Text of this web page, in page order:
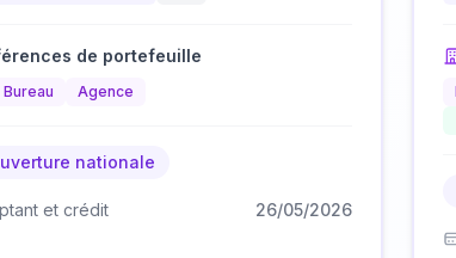
de portefeuille
Bureau Agence
nationale
et crédit 26/05/2026